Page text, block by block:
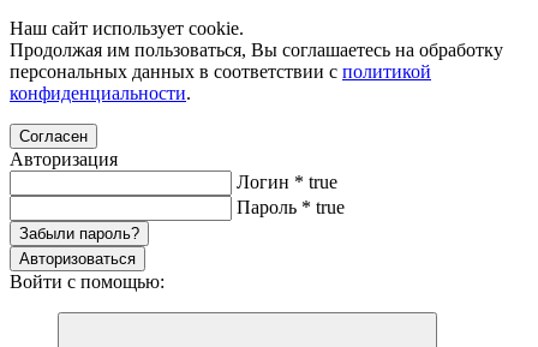
Наш сайт использует cookie.
Продолжая им пользоваться, Вы соглашаетесь на обработку
персональных данных в соответствии с политикой
конфиденциальности.
Согласен
Авторизация
Логин * true
Пароль * true
Забыли пароль?
Авторизоваться
Войти с помощью: